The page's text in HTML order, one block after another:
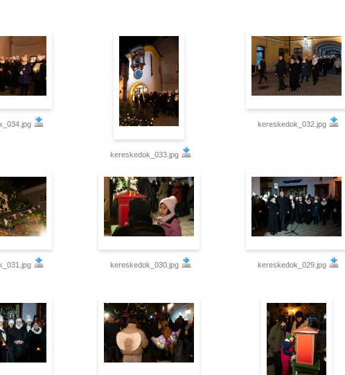
kereskedok_033.jpg
kereskedok_032.jpg
kereskedok_030.jpg kereskedok_029.jpg